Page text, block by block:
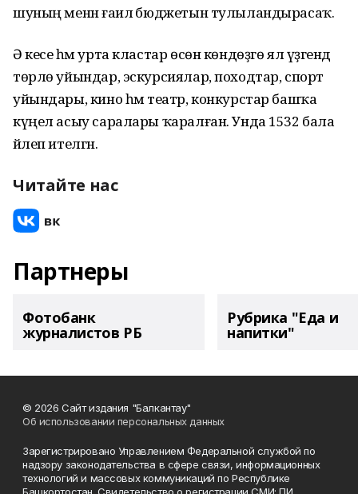
шуның менән ғаилә бюджетын тулыландырасаҡ.
Ә кесе һәм урта кластар өсөн көндөҙгө ял үҙәгендә
төрлө уйындар, эскурсиялар, походтар, спорт
уйындары, кино һәм театр, конкурстар башҡа
күңел асыу саралары ҡаралған. Унда 1532 бала
йәлеп ителгән.
Читайте нас
Партнеры
Фотобанк
журналистов РБ
Рубрика "Еда и
напитки"
© 2026 Сайт издания "Балкантау"
Об использовании персональных данных
Зарегистрировано Управлением Федеральной службой по
надзору законодательства в сфере связи, информационных
технологий и массовых коммуникаций по Республике